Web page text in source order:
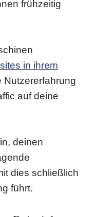
frühzeitig
in ihrem
Nutzererfahrung
auf deine
deinen
dies schließlich
führt.